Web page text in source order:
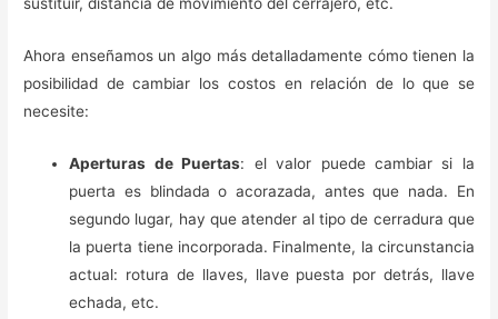
Ahora enseñamos un algo más detalladamente cómo tienen la
posibilidad de cambiar los costos en relación de lo que se
necesite:
Aperturas de Puertas: el valor puede cambiar si la
puerta es blindada o acorazada, antes que nada. En
segundo lugar, hay que atender al tipo de cerradura que
la puerta tiene incorporada. Finalmente, la circunstancia
actual: rotura de llaves, llave puesta por detrás, llave
echada, etc.